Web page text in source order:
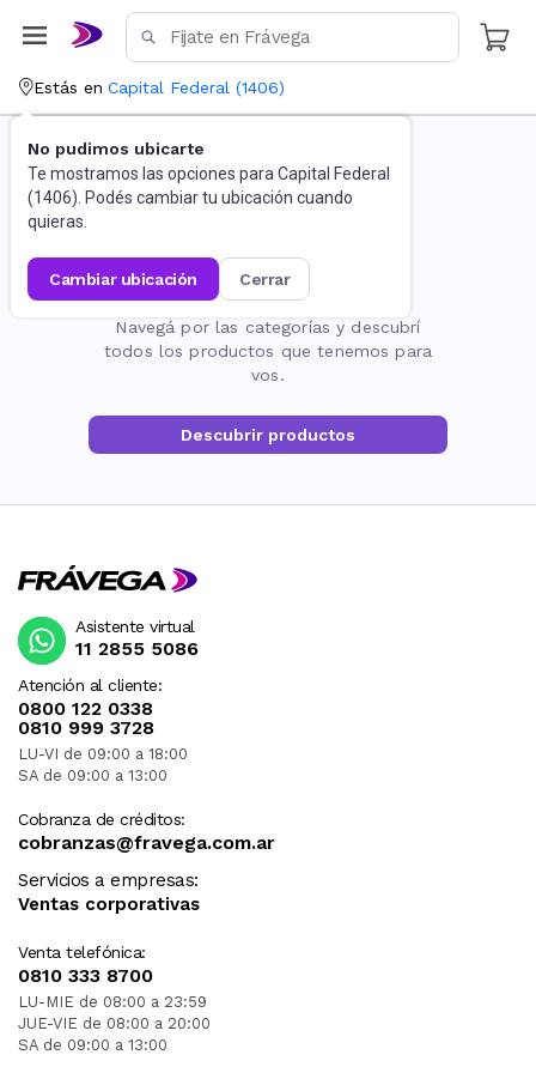
Estás en Capital Federal (1406)
No pudimos ubicarte
Te mostramos las opciones para Capital Federal
(1406). Podés cambiar tu ubicación cuando
quieras.
cambiar ubicación cerrar
La página no existe
Navegá por las categorías y descubrí
todos los productos que tenemos para
vos.
Descubrir productos
Atención al cliente:
0800 122 0338
0810 999 3728
LU-VI de 09:00 a 18:00
SA de 09:00 a 13:00
Cobranza de créditos:
cobranzas@fravega.com.ar
Servicios a empresas:
Ventas corporativas
Venta telefónica:
0810 333 8700
LU-MIE de 08:00 a 23:59
JUE-VIE de 08:00 a 20:00
SA de 09:00 a 13:00
Asistente virtual
11 2855 5086